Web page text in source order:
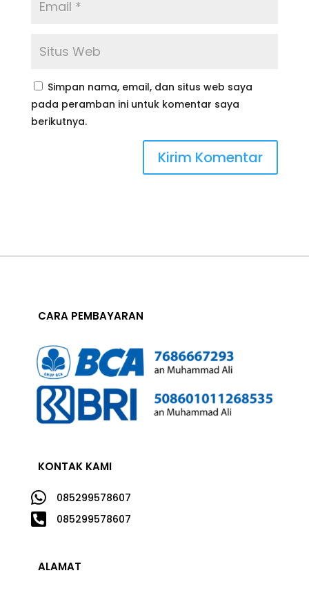
Simpan nama, email, dan situs web saya
pada peramban ini untuk komentar saya
berikutnya.
CARA PEMBAYARAN
KONTAK KAMI
 085299578607
 085299578607
ALAMAT